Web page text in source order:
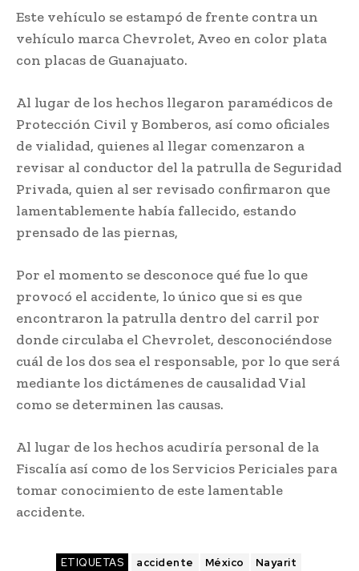
Este vehículo se estampó de frente contra un
vehículo marca Chevrolet, Aveo en color plata
con placas de Guanajuato.
Al lugar de los hechos llegaron paramédicos de
Protección Civil y Bomberos, así como oficiales
de vialidad, quienes al llegar comenzaron a
revisar al conductor del la patrulla de Seguridad
Privada, quien al ser revisado confirmaron que
lamentablemente había fallecido, estando
prensado de las piernas,
Por el momento se desconoce qué fue lo que
provocó el accidente, lo único que si es que
encontraron la patrulla dentro del carril por
donde circulaba el Chevrolet, desconociéndose
cuál de los dos sea el responsable, por lo que será
mediante los dictámenes de causalidad Vial
como se determinen las causas.
Al lugar de los hechos acudiría personal de la
Fiscalía así como de los Servicios Periciales para
tomar conocimiento de este lamentable
accidente.
ETIQUETAS accidente México
Nayarit